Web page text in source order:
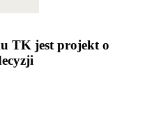
TK jest projekt o